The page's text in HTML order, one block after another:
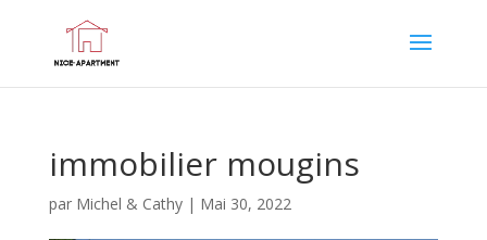
immobilier mougins
par Michel & Cathy| Mai 30, 2022